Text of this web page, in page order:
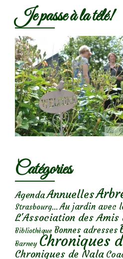
Je passe à la télé!
Catégories
AgendaAnnuelles
Strasbourg... Au jardin avec
L'Association des Amis
Bibliothèque Bonnes adresses
Barney Chroniques
Chroniques de Nala